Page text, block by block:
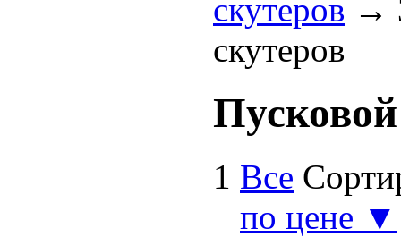
скутеров →
скутеров
1 Все
по цене ▼